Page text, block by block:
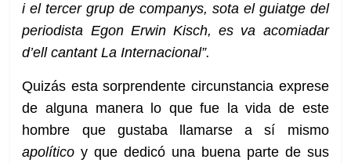
i el tercer grup de companys, sota el guiatge del
periodista Egon Erwin Kisch, es va acomiadar
d’ell cantant La Internacional”.
Quizás esta sorprendente circunstancia exprese
de alguna manera lo que fue la vida de este
hombre que gustaba llamarse a sí mismo
apolíticoy que dedicó una buena parte de sus